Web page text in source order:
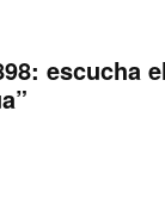
escucha